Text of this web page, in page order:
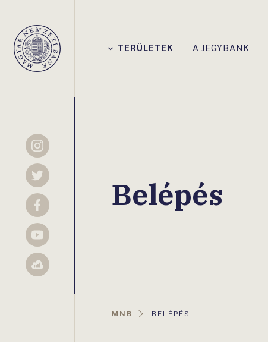
Magyar
Nemzeti
TERÜLETEK A JEGYBANK
Instagram
Twitter
Facebook
YouTube
Sellsy
Belépés
MNB
AKTUÁLIS
BELÉPÉS